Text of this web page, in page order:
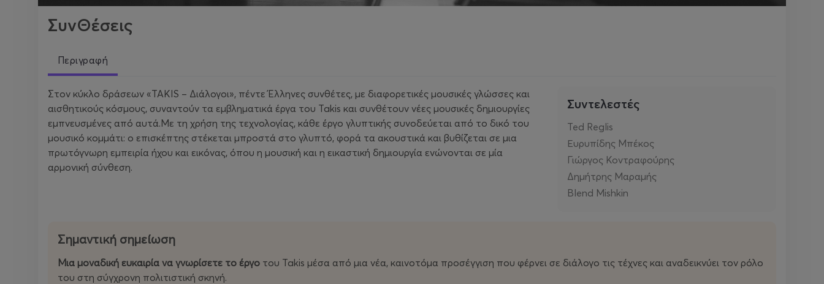
ΣυνΘέσεις
Περιγραφή
Στον κύκλο δράσεων «TAKIS – Διάλογοι», πέντε Έλληνες συνθέτες, με διαφορετικές μουσικές γλώσσες και
αισθητικούς κόσμους, συναντούν τα εμβληματικά έργα του Takis και συνθέτουν νέες μουσικές δημιουργίες
εμπνευσμένες από αυτά.Με τη χρήση της τεχνολογίας, κάθε έργο γλυπτικής συνοδεύεται από το δικό του
μουσικό κομμάτι: ο επισκέπτης στέκεται μπροστά στο γλυπτό, φορά τα ακουστικά και βυθίζεται σε μια
πρωτόγνωρη εμπειρία ήχου και εικόνας, όπου η μουσική και η εικαστική δημιουργία ενώνονται σε μία
αρμονική σύνθεση.
Συντελεστές
Ted Reglis
Ευρυπίδης Μπέκος
Γιώργος Κοντραφούρης
Δημήτρης Μαραμής
Blend Mishkin
Σημαντική σημείωση
Μια μοναδική ευκαιρία να γνωρίσετε το έργο του Takis μέσα από μια νέα, καινοτόμα προσέγγιση που φέρνει σε διάλογο τις τέχνες και αναδεικνύει τον ρόλο
του στη σύγχρονη πολιτιστική σκηνή.